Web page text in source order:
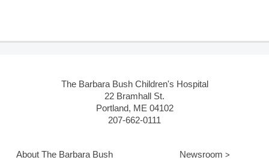
The Barbara Bush Children's Hospital
22 Bramhall St.
Portland, ME 04102
207-662-0111
About The Barbara Bush
Newsroom